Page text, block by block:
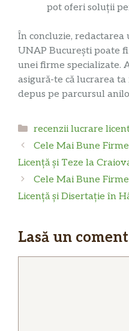
pot oferi soluții
În concluzie,
UNAP București poate
unei firme specializate.
asigură-te că lucrarea
depus pe parcursul
Categorii
recenzii lucrare
Cele Mai Bune
Licență și Teze la
Cele Mai Bune
Licență și Disertație în
Lasă un